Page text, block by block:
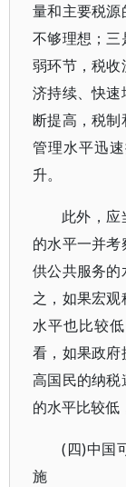
量和主要税
不够理想；
弱环节，税
济持续、快
断提高，税
管理水平迅
升。
此外，应
的水平一并
供公共服务的
之，如果宏
水平也比较
看，如果政
高国民的纳
的水平比较低
(四)中国
施